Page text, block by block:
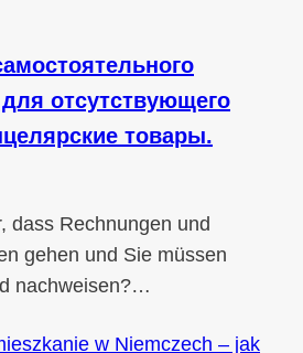
отсутствующего
товары.
dass Rechnungen und
gehen und Sie müssen
nachweisen?…